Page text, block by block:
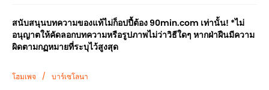
สนับสนุนบทความของแท้ไม่ก็อปปี้ต้อง 90min.com เท่านั้น! *ไม่
อนุญาตให้คัดลอกบทความหรือรูปภาพไม่ว่าวิธีใดๆ หากฝ่าฝืนมีความ
ผิดตามกฏหมายที่ระบุไว้สูงสุด
โฮมเพจ / บาร์เซโลนา